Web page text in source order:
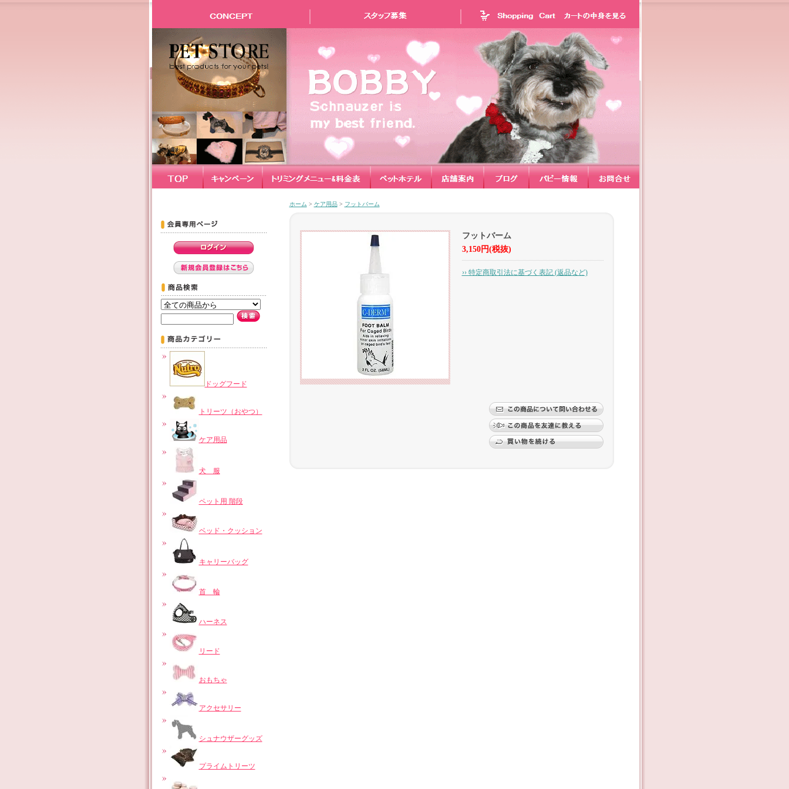
ドッグフード
トリーツ（おやつ）
ケア用品
犬 服
ペット用 階段
ベッド・クッション
キャリーバッグ
首 輪
ハーネス
リード
おもちゃ
アクセサリー
シュナウザーグッズ
プライムトリーツ
ホーム > ケア用品> フットバーム
フットバーム
3,150円(税抜)
›› 特定商取引法に基づく表記 (返品など)